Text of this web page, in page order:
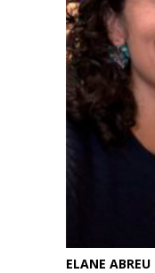
ELANE ABREU